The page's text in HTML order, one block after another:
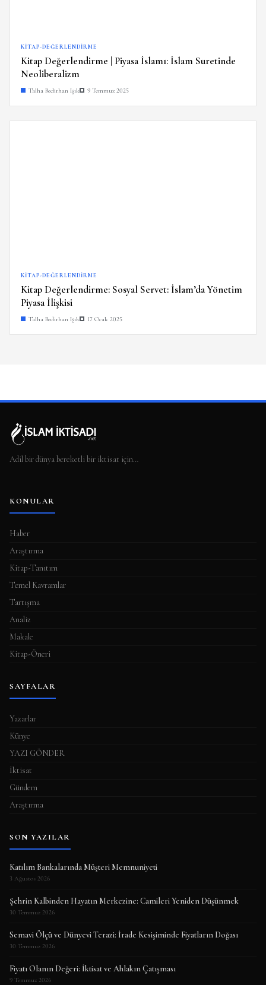
KITAP-DEĞERLENDIRME
Kitap Değerlendirme | Piyasa İslamı: İslam Suretinde
Neoliberalizm
Talha Bedirhan Işık 9 Temmuz 2025
KITAP-DEĞERLENDIRME
Kitap Değerlendirme: Sosyal Servet: İslam’da Yönetim
Piyasa İlişkisi
Talha Bedirhan Işık 17 Ocak 2025
Adil bir dünya bereketli bir iktisat için…
KONULAR
Haber
Araştırma
Kitap-Tanıtım
Temel Kavramlar
Tartışma
Analiz
Makale
Kitap-Öneri
SAYFALAR
Yazarlar
Künye
YAZI GÖNDER
İktisat
Gündem
Araştırma
SON YAZILAR
Katılım Bankalarında Müşteri Memnuniyeti
3 Ağustos 2026
Şehrin Kalbinden Hayatın Merkezine: Camileri Yeniden Düşünmek
30 Temmuz 2026
Semavi Ölçü ve Dünyevi Terazi: İrade Kesişiminde Fiyatların Doğası
30 Temmuz 2026
Fiyatı Olanın Değeri: İktisat ve Ahlakın Çatışması
9 Temmuz 2026